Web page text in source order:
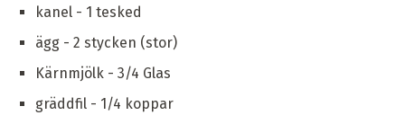
kanel - 1 tesked
ägg - 2 stycken (stor)
Kärnmjölk - 3/4 Glas
gräddfil - 1/4 koppar